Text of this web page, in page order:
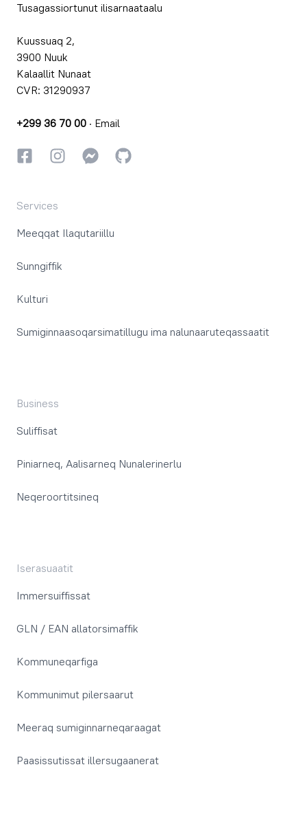
Tusagassiortunut ilisarnaataalu
Kuussuaq 2,
3900 Nuuk
Kalaallit Nunaat
CVR: 31290937
+299 36 70 00 · Email
FacebookkiInstagrammiInstagrammi
GitHub
Services
Meeqqat Ilaqutariillu
Sunngiffik
Kulturi
Sumiginnaasoqarsimatillugu ima nalunaaruteqassaatit
Business
Suliffisat
Piniarneq, Aalisarneq Nunalerinerlu
Neqeroortitsineq
Iserasuaatit
Immersuiffissat
GLN / EAN allatorsimaffik
Kommuneqarfiga
Kommunimut pilersaarut
Meeraq sumiginnarneqaraagat
Paasissutissat illersugaanerat